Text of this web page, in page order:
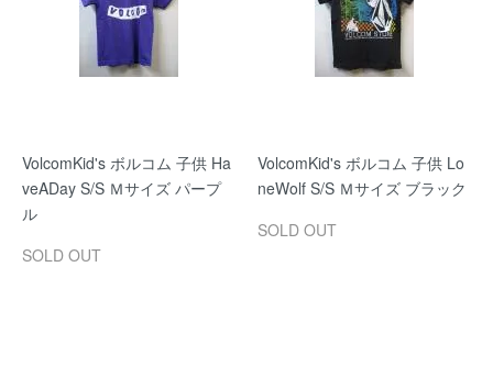
VolcomKid's ボルコム 子供 Ha
veADay S/S Ｍサイズ パープ
ル
SOLD OUT
VolcomKid's ボルコム 子供 Lo
neWolf S/S Ｍサイズ ブラック
SOLD OUT